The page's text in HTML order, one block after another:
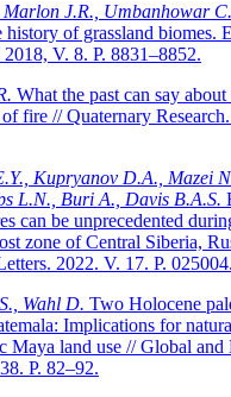
Marlon J.R., Umbanhowar
of grassland biomes.
V. 8. P. 8831–8852.
What the past can say about
fire // Quaternary
Kupryanov D.A., Mazei
L.N., Buri A., Davis B.A.S.
can be unprecedented
zone of Central Siberia,
2022. V. 17. P. 025004.
Wahl D. Two Holocene
Implications for
Maya land use // Global and
P. 82–92.